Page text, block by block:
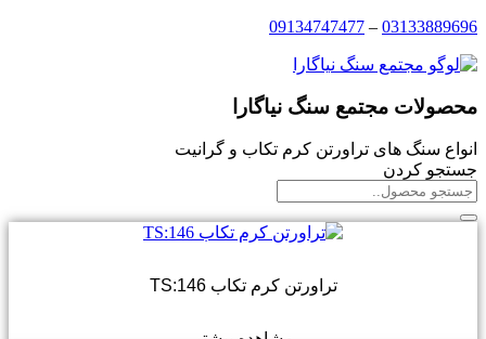
03133889696
–
09134747477
محصولات مجتمع سنگ نیاگارا
انواع سنگ های تراورتن کرم تکاب و گرانیت
جستجو کردن
تراورتن کرم تکاب TS:146